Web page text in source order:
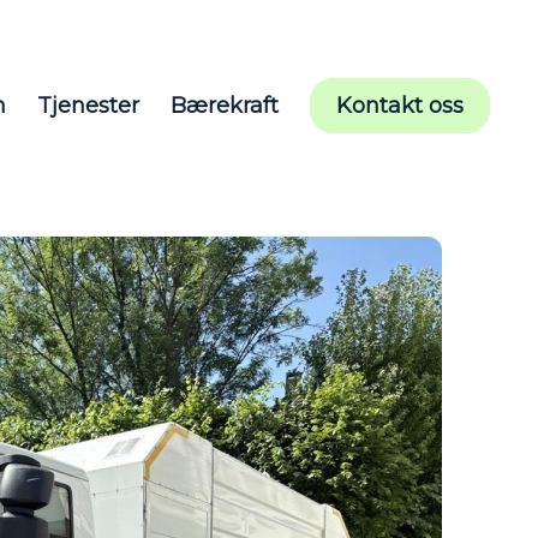
Tjenester Bærekraft Kontakt oss